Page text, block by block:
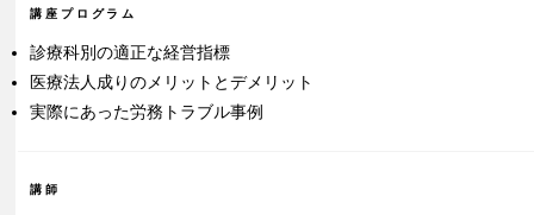
講座プログラム
診療科別の適正な経営指標
医療法人成りのメリットとデメリット
実際にあった労務トラブル事例
講師